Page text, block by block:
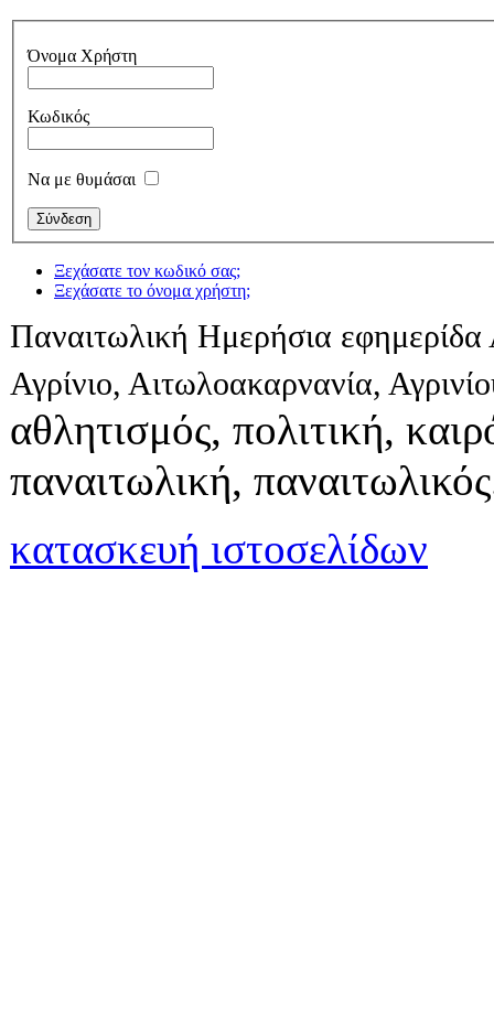
Όνομα Χρήστη
Κωδικός
Να με θυμάσαι
Ξεχάσατε τον κωδικό σας;
Ξεχάσατε το όνομα χρήστη;
Παναιτωλική Ημερήσια εφημερίδα
Αγρίνιο, Αιτωλοακαρνανία,
αθλητισμός, πολιτική,
παναιτωλική,
κατασκευή ιστοσελίδων